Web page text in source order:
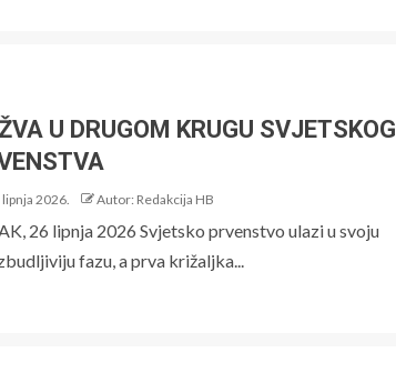
U DRUGOM KRUGU SVJETSKOG
2026. Autor: Redakcija HB
26 lipnja 2026 Svjetsko prvenstvo ulazi u svoju
fazu, a prva križaljka...